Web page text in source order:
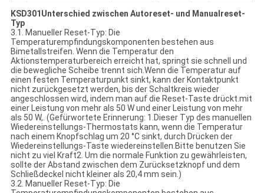
KSD301 Unterschied zwischen Autoreset- und Manualreset-
Typ
3.1. Manueller Reset-Typ: Die
Temperaturempfindungskomponenten bestehen aus
Bimetallstreifen. Wenn die Temperatur den
Aktionstemperaturbereich erreicht hat, springt sie schnell und
die bewegliche Scheibe trennt sich.Wenn die Temperatur auf
einen festen Temperaturpunkt sinkt, kann der Kontaktpunkt
nicht zurückgesetzt werden, bis der Schaltkreis wieder
angeschlossen wird, indem man auf die Reset-Taste drückt.mit
einer Leistung von mehr als 50 W und einer Leistung von mehr
als 50 W,. (Gefürwortete Erinnerung: 1.Dieser Typ des manuellen
Wiedereinstellungs-Thermostats kann, wenn die Temperatur
nach einem Knopfschlag um 20 °C sinkt, durch Drücken der
Wiedereinstellungs-Taste wiedereinstellen.Bitte benutzen Sie
nicht zu viel Kraft2. Um die normale Funktion zu gewährleisten,
sollte der Abstand zwischen dem Zurücksetzknopf und dem
Schließdeckel nicht kleiner als 20,4 mm sein.)
3.2. Manueller Reset-Typ: Die